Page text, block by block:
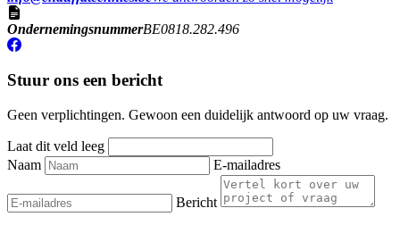
OndernemingsnummerBE0818.282.496
Stuur ons een bericht
Geen verplichtingen. Gewoon een duidelijk antwoord op uw vraag.
Laat dit veld leeg
Naam
E-mailadres
Bericht